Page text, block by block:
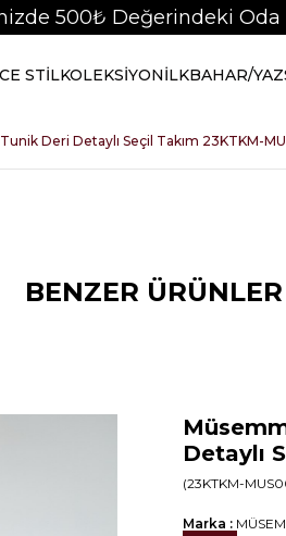
500₺ Değerindeki
STİLKOLEKSİYONİLKBAHAR/YAZ
Deri Detaylı Seçil Takım 23KTKM-
BENZER ÜRÜNLER
Detaylı
(23KTKM-
Marka :